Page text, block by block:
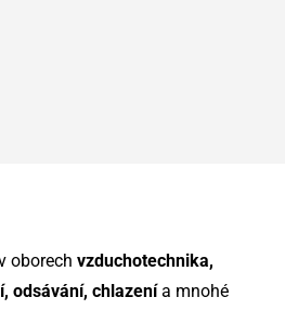
oborech vzduchotechnika,
odsávání, chlazenía mnohé